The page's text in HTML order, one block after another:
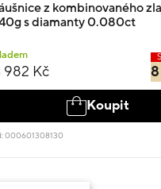
z kombinovaného
s diamanty 0.080ct
982 Kč
Koupit
000601308130